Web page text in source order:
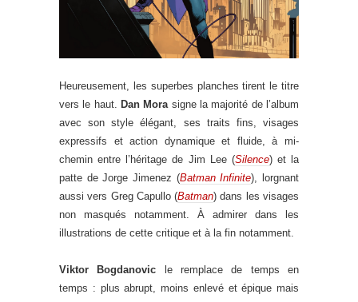
Heureusement, les superbes planches tirent le titre
vers le haut. Dan Morasigne la majorité de l’album
avec son style élégant, ses traits fins, visages
expressifs et action dynamique et fluide, à mi-
chemin entre l’héritage de Jim Lee (Silence) et la
patte de Jorge Jimenez (Batman Infinite), lorgnant
aussi vers Greg Capullo (Batman) dans les visages
non masqués notamment. À admirer dans les
illustrations de cette critique et à la fin notamment.
Viktor Bogdanovic le remplace de temps en
temps : plus abrupt, moins enlevé et épique mais